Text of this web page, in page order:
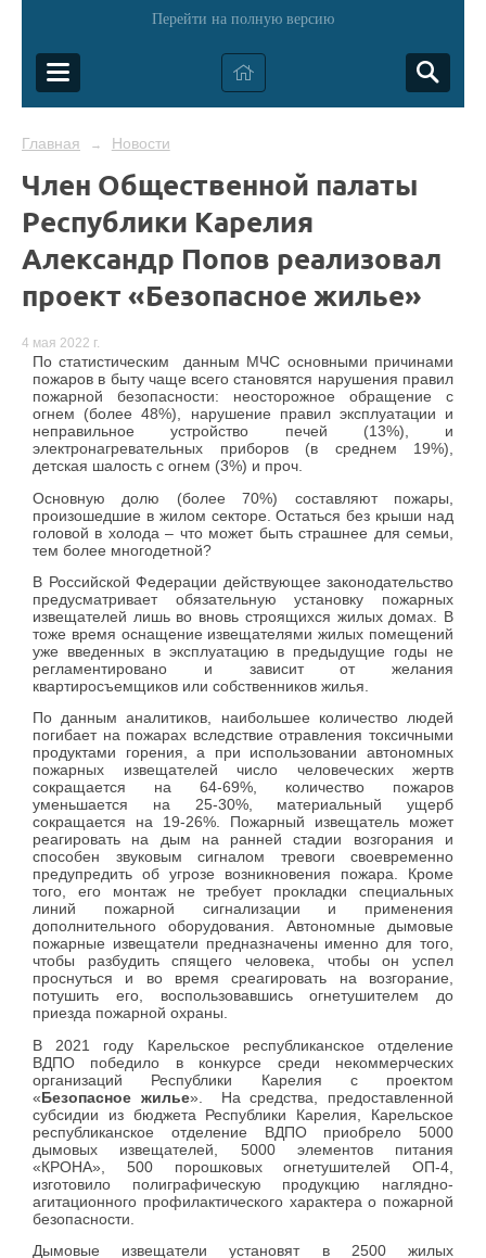
Перейти на полную версию
Главная → Новости
Член Общественной палаты
Республики Карелия
Александр Попов реализовал
проект «Безопасное жилье»
4 мая 2022 г.
По статистическим данным МЧС основными причинами
пожаров в быту чаще всего становятся нарушения правил
пожарной безопасности: неосторожное обращение с
огнем (более 48%), нарушение правил эксплуатации и
неправильное устройство печей (13%), и
электронагревательных приборов (в среднем 19%),
детская шалость с огнем (3%) и проч.
Основную долю (более 70%) составляют пожары,
произошедшие в жилом секторе. Остаться без крыши над
головой в холода – что может быть страшнее для семьи,
тем более многодетной?
В Российской Федерации действующее законодательство
предусматривает обязательную установку пожарных
извещателей лишь во вновь строящихся жилых домах. В
тоже время оснащение извещателями жилых помещений
уже введенных в эксплуатацию в предыдущие годы не
регламентировано и зависит от желания
квартиросъемщиков или собственников жилья.
По данным аналитиков, наибольшее количество людей
погибает на пожарах вследствие отравления токсичными
продуктами горения, а при использовании автономных
пожарных извещателей число человеческих жертв
сокращается на 64-69%, количество пожаров
уменьшается на 25-30%, материальный ущерб
сокращается на 19-26%. Пожарный извещатель может
реагировать на дым на ранней стадии возгорания и
способен звуковым сигналом тревоги своевременно
предупредить об угрозе возникновения пожара. Кроме
того, его монтаж не требует прокладки специальных
линий пожарной сигнализации и применения
дополнительного оборудования. Автономные дымовые
пожарные извещатели предназначены именно для того,
чтобы разбудить спящего человека, чтобы он успел
проснуться и во время среагировать на возгорание,
потушить его, воспользовавшись огнетушителем до
приезда пожарной охраны.
В 2021 году Карельское республиканское отделение
ВДПО победило в конкурсе среди некоммерческих
организаций Республики Карелия с проектом
«Безопасное жилье». На средства, предоставленной
субсидии из бюджета Республики Карелия, Карельское
республиканское отделение ВДПО приобрело 5000
дымовых извещателей, 5000 элементов питания
«КРОНА», 500 порошковых огнетушителей ОП-4,
изготовило полиграфическую продукцию наглядно-
агитационного профилактического характера о пожарной
безопасности.
Дымовые извещатели установят в 2500 жилых